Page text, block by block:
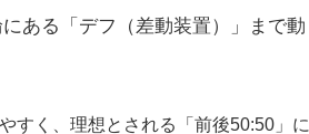
ある「デフ（差動装置）」まで動
すく、理想とされる「前後50:50」に